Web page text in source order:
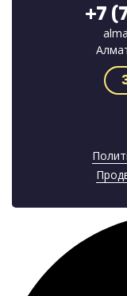
+7